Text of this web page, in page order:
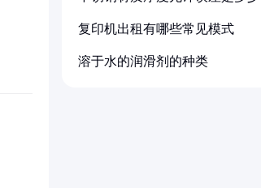
复印机出租有哪些常见模式
溶于水的润滑剂的种类